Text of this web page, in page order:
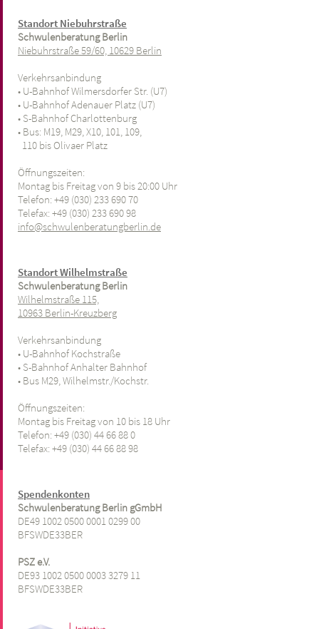
Standort Niebuhrstraße
Schwulenberatung Berlin
Niebuhrstraße 59/60, 10629 Berlin
Verkehrsanbindung
• U-Bahnhof Wilmersdorfer Str. (U7)
• U-Bahnhof Adenauer Platz (U7)
• S-Bahnhof Charlottenburg
• Bus: M19, M29, X10, 101, 109,
110 bis Olivaer Platz
Öffnungszeiten:
Montag bis Freitag von 9 bis 20:00 Uhr
Telefon: +49 (030) 233 690 70
Telefax: +49 (030) 233 690 98
info@schwulenberatungberlin.de
Standort Wilhelmstraße
Schwulenberatung Berlin
Wilhelmstraße 115,
10963 Berlin-Kreuzberg
Verkehrsanbindung
• U-Bahnhof Kochstraße
• S-Bahnhof Anhalter Bahnhof
• Bus M29, Wilhelmstr./Kochstr.
Öffnungszeiten:
Montag bis Freitag von 10 bis 18 Uhr
Telefon: +49 (030) 44 66 88 0
Telefax: +49 (030) 44 66 88 98
Spendenkonten
Schwulenberatung Berlin gGmbH
DE49 1002 0500 0001 0299 00
BFSWDE33BER
PSZ e.V.
DE93 1002 0500 0003 3279 11
BFSWDE33BER